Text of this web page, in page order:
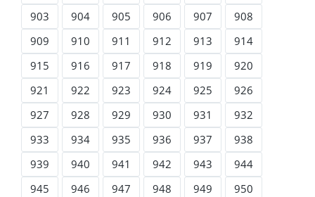
903
904 905 906 907
908
909
910 911 912 913
914
915
916 917 918 919
920
921
922 923 924 925
926
927
928 929 930 931
932
933
934 935 936 937
938
939
940 941 942 943
944
945
946 947 948 949
950